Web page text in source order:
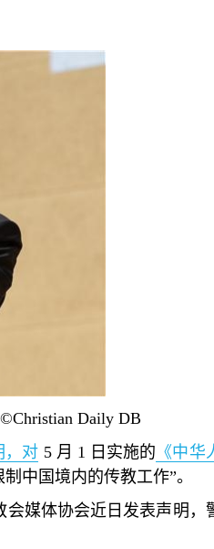
©Christian Daily DB
，对 5 月 1 日实施的 《中
制中国境内的传教工作”。
会媒体协会近日发表声明